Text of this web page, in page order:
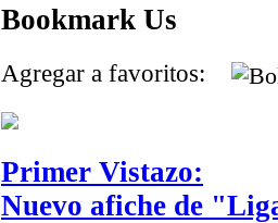
Bookmark Us
Agregar a favoritos:
Primer Vistazo:
Nuevo afiche de